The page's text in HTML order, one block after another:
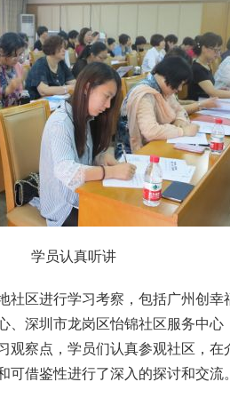
学员认真听讲
社区进行学习考察，包括广州创
、深圳市龙岗区怡锦社区服务中心
观察点，学员们认真参观社区，在
借鉴性进行了深入的探讨和交流。